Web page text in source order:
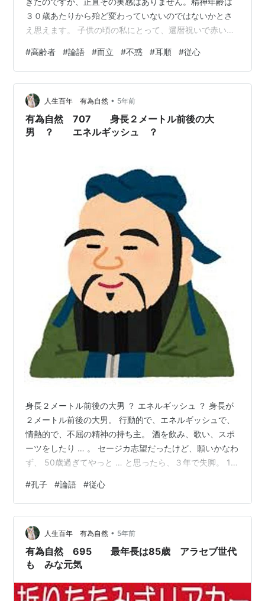
３０歳あたりから殆ど変わっていないのではないかとさ
え思えます。 子供の頃の私にとって、還暦祝いで赤いち
歳といえば今なら後期高齢者以上の老人に見えたと思い
ます。当時小学校で一番の高齢者といえば、校長先生か
当時校内の小使い室（というか中庭に家族で住める家が
ありました）に住み込みで働いていた小使いさん（今で
は差別的として死語となり用務員さんとなっています。
お手伝いさんと同類の言葉ですね。）で、小学生の目…
#高齢者 #論語 #而立 #不惑 #耳順 #従心
人生百年 有為自然 • 5年前
有為自然 707 身長２メートル前後の大
男 ？ エネルギッシュ ？
身長２メートル前後の大男 ？ エネルギッシュ ？ 身長が
２メートル前後の大男。 行動的で、エネルギッシュで、
情熱的で、不屈の精神の持ち主。 酒を飲み、歌い、スポ
ーツをしたり … 。 セージカ志望だったけど、願いかなわ
ず、 50歳過ぎてやっと … と思ったら、３年で失脚。 14
のは、 69歳から74歳で亡くなるまでの数年間。 う ～
ん。 およそ2500年前に生まれた中国の思想家、孔子。
こんな感じの大男だって、知っていました ？ 彼の言葉を
集めた本が、『論語』。 全部で１万三千余字。 四百字詰
めの原稿用紙で、わずか30数枚。 さて、『100分…
#孔子 #論語 #従心
人生百年 有為自然 • 5年前
有為自然 695 最年長は85歳 アラセブ世代
も みな元気